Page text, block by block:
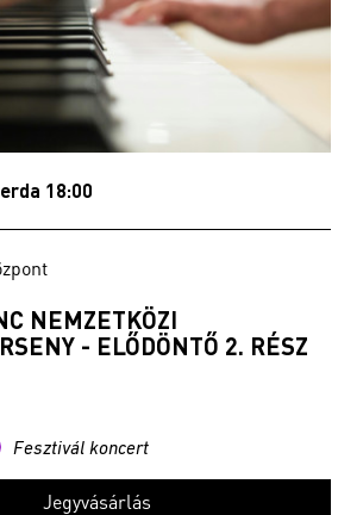
18:00
NEMZETKÖZI
- ELŐDÖNTŐ 2. RÉSZ
Fesztivál koncert
Jegyvásárlás